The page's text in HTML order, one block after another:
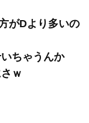
がDより多いの
ちゃうんか
ｗ